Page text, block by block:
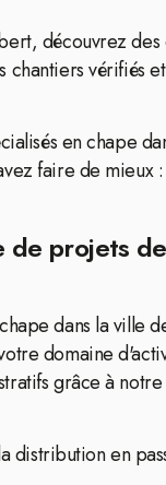
découvrez
vérifiés
en chape
faire de mieux
de projets
dans la ville
domaine
grâce à
en